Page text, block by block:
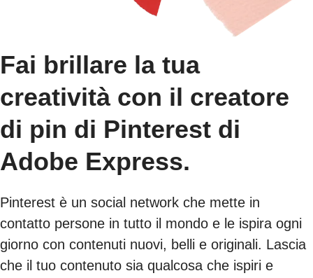
Fai brillare la tua
creatività con il creatore
di pin di Pinterest di
Adobe Express.
Pinterest è un social network che mette in
contatto persone in tutto il mondo e le ispira ogni
giorno con contenuti nuovi, belli e originali. Lascia
che il tuo contenuto sia qualcosa che ispiri e